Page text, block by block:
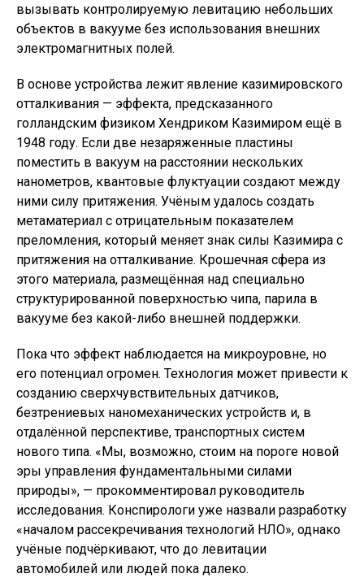
вызывать контролируемую левитацию небольших
объектов в вакууме без использования внешних
электромагнитных полей.
В основе устройства лежит явление казимировского
отталкивания — эффекта, предсказанного
голландским физиком Хендриком Казимиром ещё в
1948 году. Если две незаряженные пластины
поместить в вакуум на расстоянии нескольких
нанометров, квантовые флуктуации создают между
ними силу притяжения. Учёным удалось создать
метаматериал с отрицательным показателем
преломления, который меняет знак силы Казимира с
притяжения на отталкивание. Крошечная сфера из
этого материала, размещённая над специально
структурированной поверхностью чипа, парила в
вакууме без какой-либо внешней поддержки.
Пока что эффект наблюдается на микроуровне, но
его потенциал огромен. Технология может привести к
созданию сверхчувствительных датчиков,
безтрениевых наномеханических устройств и, в
отдалённой перспективе, транспортных систем
нового типа. «Мы, возможно, стоим на пороге новой
эры управления фундаментальными силами
природы», — прокомментировал руководитель
исследования. Конспирологи уже назвали разработку
«началом рассекречивания технологий НЛО», однако
учёные подчёркивают, что до левитации
автомобилей или людей пока далеко.